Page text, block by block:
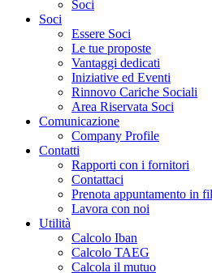
Soci
Soci
Essere Soci
Le tue proposte
Vantaggi dedicati
Iniziative ed Eventi
Rinnovo Cariche Sociali
Area Riservata Soci
Comunicazione
Company Profile
Contatti
Rapporti con i fornitori
Contattaci
Prenota appuntamento in
Lavora con noi
Utilità
Calcolo Iban
Calcolo TAEG
Calcola il mutuo